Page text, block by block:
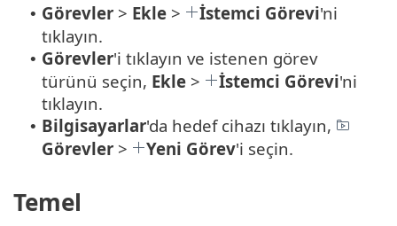
• Görevler > Ekle > İstemci Görevi'ni
tıklayın.
• Görevler'i tıklayın ve istenen görev
türünü seçin, Ekle > İstemci Görevi'ni
tıklayın.
• Bilgisayarlar'da hedef cihazı tıklayın,
Görevler > Yeni Görev'i seçin.
Temel